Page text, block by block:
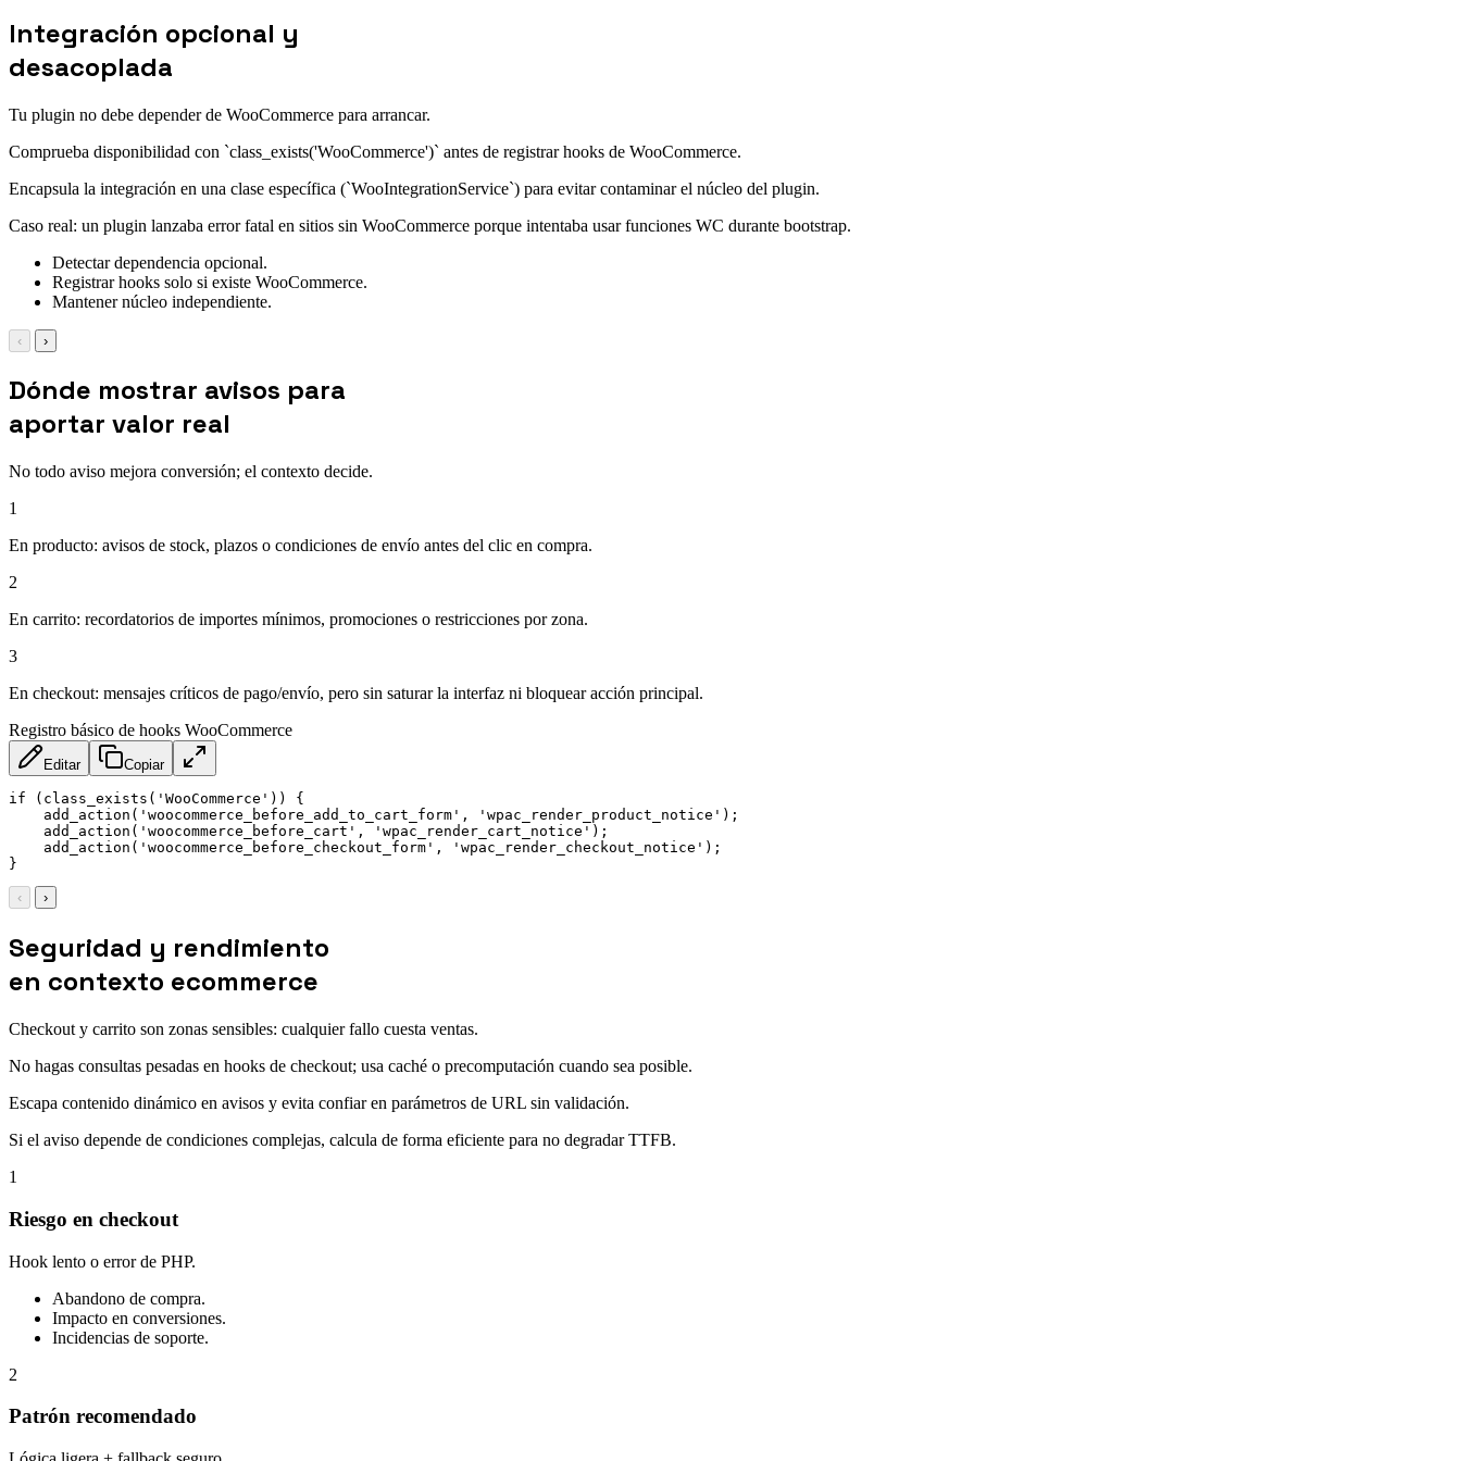
Integración opcional y
desacoplada
Tu plugin no debe depender de WooCommerce para arrancar.
Comprueba disponibilidad con `class_exists('WooCommerce')` antes de registrar hooks de WooCommerce.
Encapsula la integración en una clase específica (`WooIntegrationService`) para evitar contaminar el núcleo del plugin.
Caso real: un plugin lanzaba error fatal en sitios sin WooCommerce porque intentaba usar funciones WC durante bootstrap.
Detectar dependencia opcional.
Registrar hooks solo si existe WooCommerce.
Mantener núcleo independiente.
‹ ›
Dónde mostrar avisos para
aportar valor real
No todo aviso mejora conversión; el contexto decide.
1
En producto: avisos de stock, plazos o condiciones de envío antes del clic en compra.
2
En carrito: recordatorios de importes mínimos, promociones o restricciones por zona.
3
En checkout: mensajes críticos de pago/envío, pero sin saturar la interfaz ni bloquear acción principal.
Registro básico de hooks WooCommerce
Editar Copiar
if (class_exists('WooCommerce')) {
    add_action('woocommerce_before_add_to_cart_form', 'wpac_render_product_notice');
    add_action('woocommerce_before_cart', 'wpac_render_cart_notice');
    add_action('woocommerce_before_checkout_form', 'wpac_render_checkout_notice');
}
‹ ›
Seguridad y rendimiento
en contexto ecommerce
Checkout y carrito son zonas sensibles: cualquier fallo cuesta ventas.
No hagas consultas pesadas en hooks de checkout; usa caché o precomputación cuando sea posible.
Escapa contenido dinámico en avisos y evita confiar en parámetros de URL sin validación.
Si el aviso depende de condiciones complejas, calcula de forma eficiente para no degradar TTFB.
1
Riesgo en checkout
Hook lento o error de PHP.
Abandono de compra.
Impacto en conversiones.
Incidencias de soporte.
2
Patrón recomendado